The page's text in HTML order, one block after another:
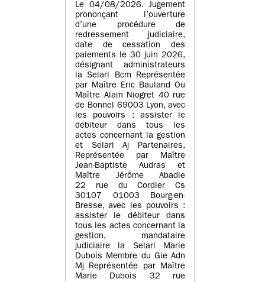
Le 04/08/2026. Jugement
prononçant l’ouverture
d’une procédure de
redressement judiciaire,
date de cessation des
paiements le 30 juin 2026,
désignant administrateurs
la Selarl Bcm Représentée
par Maître Eric Bauland Ou
Maître Alain Niogret 40 rue
de Bonnel 69003 Lyon, avec
les pouvoirs : assister le
débiteur dans tous les
actes concernant la gestion
et Selarl Aj Partenaires,
Représentée par Maître
Jean-Baptiste Audras et
Maître Jérôme Abadie
22 rue du Cordier Cs
30107 01003 Bourg-en-
Bresse, avec les pouvoirs :
assister le débiteur dans
tous les actes concernant la
gestion, mandataire
judiciaire la Selarl Marie
Dubois Membre du Gie Adn
Mj Représentée par Maître
Marie Dubois 32 rue